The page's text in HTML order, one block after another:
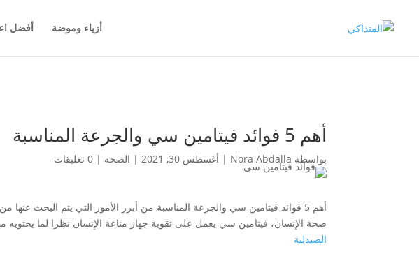
أزياء وموضة أفضل
أهم 5 فوائد فيتامين سي والجرعة المناسبة
بواسطة Nora Abdalla
| أغسطس 30, 2021 | الصحة | 0 تعليقات
أهم 5 فوائد فيتامين سي والجرعة المناسبة من أبرز الأمور التي يتم البحث
صحة الإنسان، فيتامين سي يعمل على تقوية جهاز مناعة الإنسان نظرا لما
الصيدلية